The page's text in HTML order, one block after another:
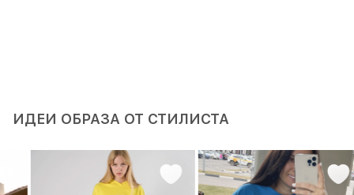
ИДЕИ ОБРАЗА ОТ СТИЛИСТА